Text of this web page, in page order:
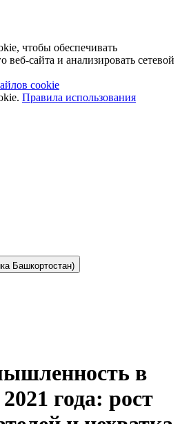
чтобы обеспечивать
сайта и анализировать сетевой
cookie
Правила использования
Башкортостан)
в
года: рост